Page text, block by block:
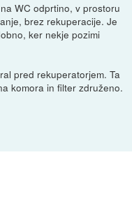
WC odprtino, v prostoru
brez rekuperacije. Je
ker nekje pozimi
pred rekuperatorjem. Ta
komora in filter združeno.